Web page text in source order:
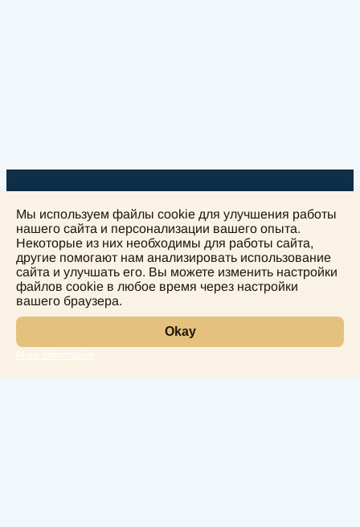
+
Мы используем файлы cookie для улучшения работы
нашего сайта и персонализации вашего опыта.
Некоторые из них необходимы для работы сайта,
другие помогают нам анализировать использование
сайта и улучшать его. Вы можете изменить настройки
файлов cookie в любое время через настройки
вашего браузера.
Okay
More information